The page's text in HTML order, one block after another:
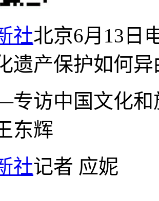
社北京6月13日
遗产保护如何
中国文化和旅
东辉
社记者 应妮